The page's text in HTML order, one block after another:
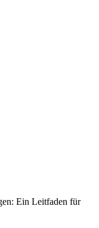
Ein Leitfaden für